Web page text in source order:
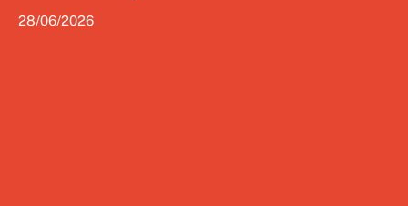
28/06/2026